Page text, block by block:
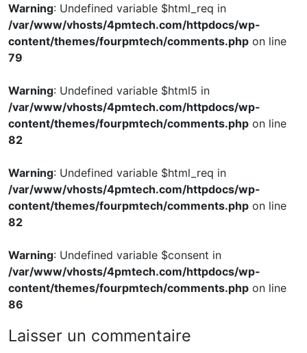
Warning: Undefined variable $html_req in
/var/www/vhosts/4pmtech.com/httpdocs/wp-
content/themes/fourpmtech/comments.php on line
79
Warning: Undefined variable $html5 in
/var/www/vhosts/4pmtech.com/httpdocs/wp-
content/themes/fourpmtech/comments.php on line
82
Warning: Undefined variable $html_req in
/var/www/vhosts/4pmtech.com/httpdocs/wp-
content/themes/fourpmtech/comments.php on line
82
Warning: Undefined variable $consent in
/var/www/vhosts/4pmtech.com/httpdocs/wp-
content/themes/fourpmtech/comments.php on line
86
Laisser un commentaire